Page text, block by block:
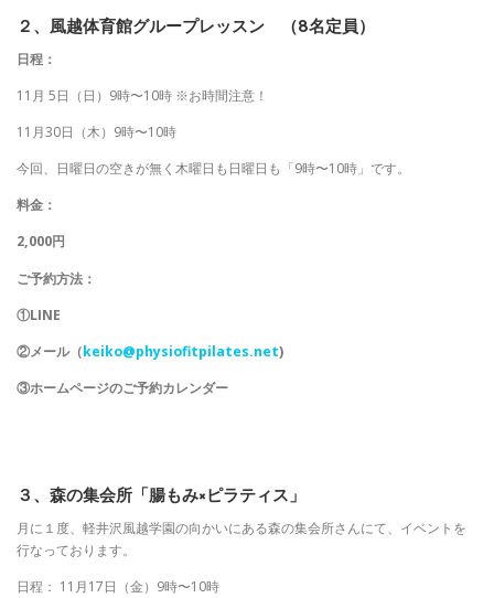
２、風越体育館グループレッスン （8名定員）
日程：
11月 5日（日）9時〜10時 ※お時間注意！
11月30日（木）9時〜10時
今回、日曜日の空きが無く木曜日も日曜日も「9時〜10時」です。
料金：
2,000円
ご予約方法：
①LINE
②メール（keiko@physiofitpilates.net)
③ホームページのご予約カレンダー
３、森の集会所「腸もみ×ピラティス」
月に１度、軽井沢風越学園の向かいにある森の集会所さんにて、イベントを
行なっております。
日程： 11月17日（金）9時〜10時